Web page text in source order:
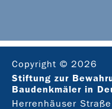
Copyright © 2026
Stiftung zur
Baudenkmäler in
Herrenhäuser